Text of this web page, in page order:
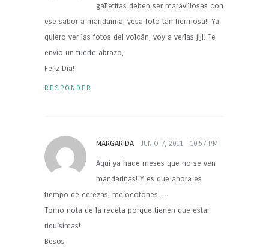
galletitas deben ser maravillosas con
ese sabor a mandarina, yesa foto tan hermosa!! Ya
quiero ver las fotos del volcán, voy a verlas jiji. Te
envío un fuerte abrazo,
Feliz Día!
RESPONDER
MARGARIDA JUNIO 7, 2011 10:57 PM
Aquí ya hace meses que no se ven
mandarinas! Y es que ahora es
tiempo de cerezas, melocotones…
Tomo nota de la receta porque tienen que estar
riquísimas!
Besos